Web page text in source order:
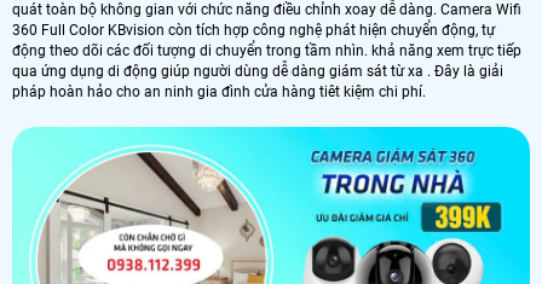
quát toàn bộ không gian với chức năng điều chỉnh xoay dễ dàng. Camera Wifi
360 Full Color KBvision còn tích hợp công nghệ phát hiện chuyển động, tự
động theo dõi các đối tượng di chuyển trong tầm nhìn. khả năng xem trực tiếp
qua ứng dụng di động giúp người dùng dễ dàng giám sát từ xa . Đây là giải
pháp hoàn hảo cho an ninh gia đình cửa hàng tiêt kiệm chi phí.